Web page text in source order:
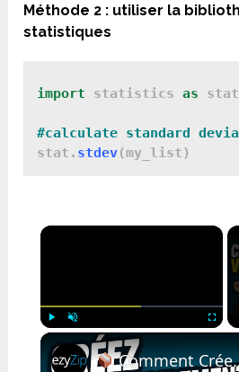
Méthode 2 : utiliser la
statistiques
import statistics as stat
#calculate standard
stat. stdev(my_list)
×
Comment Créer des Fichiers VPK en Ligne Gratuitement | Aucune Installation de Logiciel Requise